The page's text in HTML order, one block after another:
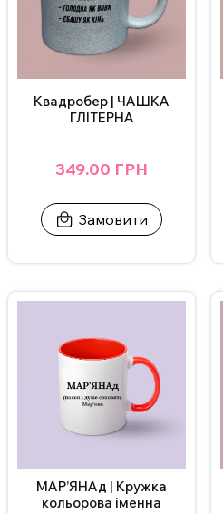
залишивши коментар у колонці
дозволяє замовити
нестандартний подарунок для
Квадробер | ЧАШКА
ГЛІТЕРНА
349.00 ГРН
Замовити
МАР’ЯНАд | Кружка
кольорова іменна